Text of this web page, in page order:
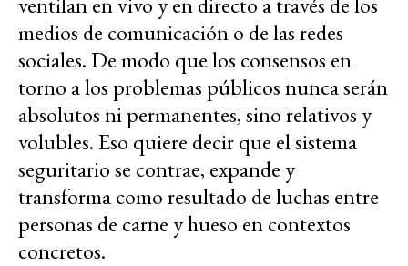
medios de comunicación o de las redes
sociales. De modo que los consensos en
torno a los problemas públicos nunca serán
absolutos ni permanentes, sino relativos y
volubles. Eso quiere decir que el sistema
seguritario se contrae, expande y
transforma como resultado de luchas entre
personas de carne y hueso en contextos
concretos.